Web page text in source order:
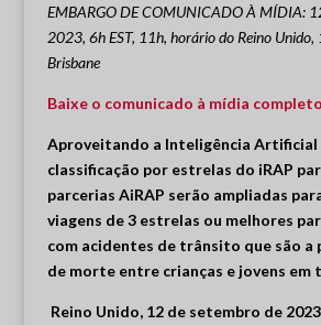
EMBARGO DE COMUNICADO À MÍDIA:
2023, 6h EST, 11h, horário do Reino
Brisbane
Baixe o comunicado à mídia
Aproveitando a Inteligência Artificial
classificação por estrelas do iRAP
parcerias AiRAP serão ampliadas
viagens de 3 estrelas ou melhores
com acidentes de trânsito que são a
de morte entre crianças e jovens em
Reino Unido, 12 de setembro de 2023